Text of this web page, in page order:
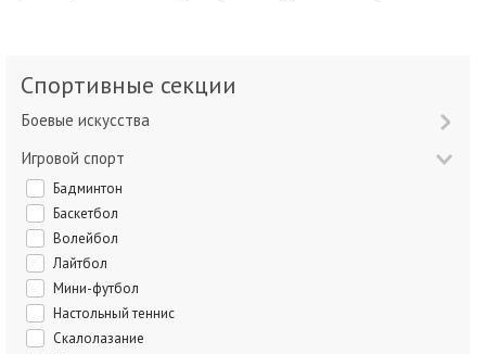
Спортивные секции
Боевые искусства
Игровой спорт
Бадминтон
Баскетбол
Волейбол
Лайтбол
Мини-футбол
Настольный теннис
Скалолазание